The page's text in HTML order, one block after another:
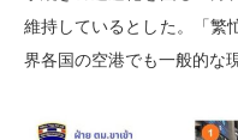
維持しているとした。「繁
界各国の空港でも一般的な